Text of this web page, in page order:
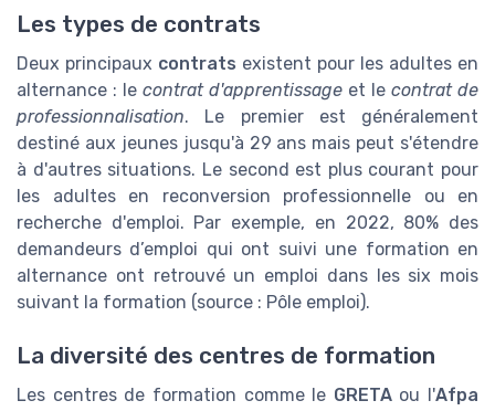
Les types de contrats
Deux principaux contrats existent pour les adultes en
alternance : le contrat d'apprentissage et le contrat de
professionnalisation. Le premier est généralement
destiné aux jeunes jusqu'à 29 ans mais peut s'étendre
à d'autres situations. Le second est plus courant pour
les adultes en reconversion professionnelle ou en
recherche d'emploi. Par exemple, en 2022, 80% des
demandeurs d’emploi qui ont suivi une formation en
alternance ont retrouvé un emploi dans les six mois
suivant la formation (source : Pôle emploi).
La diversité des centres de formation
Les centres de formation comme le GRETAou l'Afpa